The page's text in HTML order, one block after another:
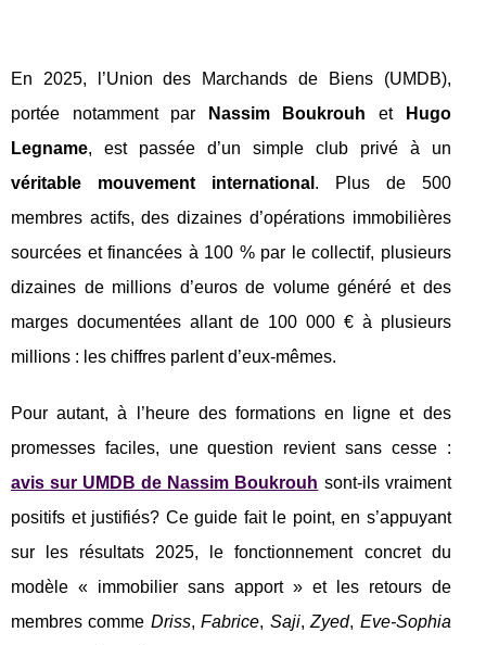
En 2025, l’Union des Marchands de Biens (UMDB),
portée notamment par
Nassim Boukrouh et
Hugo
Legname, est passée d’un simple club privé à un
véritable mouvement international . Plus de 500
membres actifs, des dizaines d’opérations immobilières
sourcées et financées à 100 % par le collectif, plusieurs
dizaines de millions d’euros de volume généré et des
marges documentées allant de 100 000 € à plusieurs
millions : les chiffres parlent d’eux‑mêmes.
Pour autant, à l’heure des formations en ligne et des
promesses faciles, une question revient sans cesse :
avis sur UMDB de Nassim Boukrouh sont‑ils vraiment
positifs et justifiés? Ce guide fait le point, en s’appuyant
sur les résultats 2025, le fonctionnement concret du
modèle « immobilier sans apport » et les retours de
membres comme Driss,Fabrice, Saji,Zyed, Eve‑Sophia